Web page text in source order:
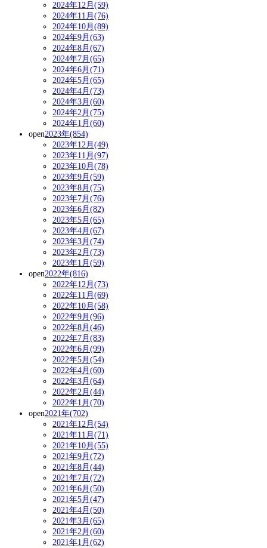
2024年12月(59)
2024年11月(76)
2024年10月(89)
2024年9月(63)
2024年8月(67)
2024年7月(65)
2024年6月(71)
2024年5月(65)
2024年4月(73)
2024年3月(60)
2024年2月(75)
2024年1月(60)
open2023年(854)
2023年12月(49)
2023年11月(97)
2023年10月(78)
2023年9月(59)
2023年8月(75)
2023年7月(76)
2023年6月(82)
2023年5月(65)
2023年4月(67)
2023年3月(74)
2023年2月(73)
2023年1月(59)
open2022年(816)
2022年12月(73)
2022年11月(69)
2022年10月(58)
2022年9月(96)
2022年8月(46)
2022年7月(83)
2022年6月(99)
2022年5月(54)
2022年4月(60)
2022年3月(64)
2022年2月(44)
2022年1月(70)
open2021年(702)
2021年12月(54)
2021年11月(71)
2021年10月(55)
2021年9月(72)
2021年8月(44)
2021年7月(72)
2021年6月(50)
2021年5月(47)
2021年4月(50)
2021年3月(65)
2021年2月(60)
2021年1月(62)